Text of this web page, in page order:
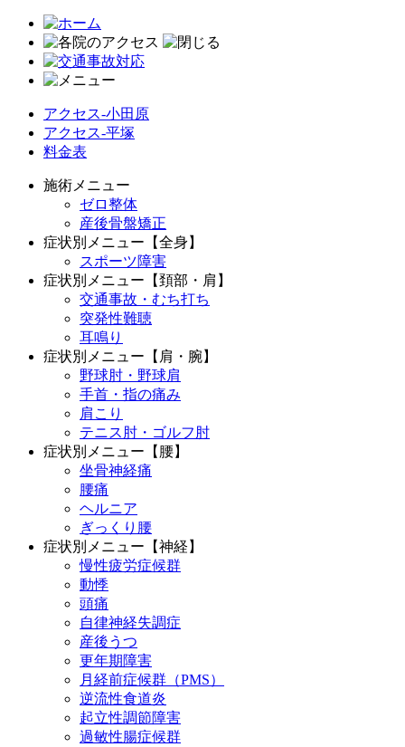
アクセス-小田原
アクセス-平塚
料金表
施術メニュー
ゼロ整体
産後骨盤矯正
症状別メニュー【全身】
スポーツ障害
症状別メニュー【頚部・肩】
交通事故・むち打ち
突発性難聴
耳鳴り
症状別メニュー【肩・腕】
野球肘・野球肩
手首・指の痛み
肩こり
テニス肘・ゴルフ肘
症状別メニュー【腰】
坐骨神経痛
腰痛
ヘルニア
ぎっくり腰
症状別メニュー【神経】
慢性疲労症候群
動悸
頭痛
自律神経失調症
産後うつ
更年期障害
月経前症候群（PMS）
逆流性食道炎
起立性調節障害
過敏性腸症候群